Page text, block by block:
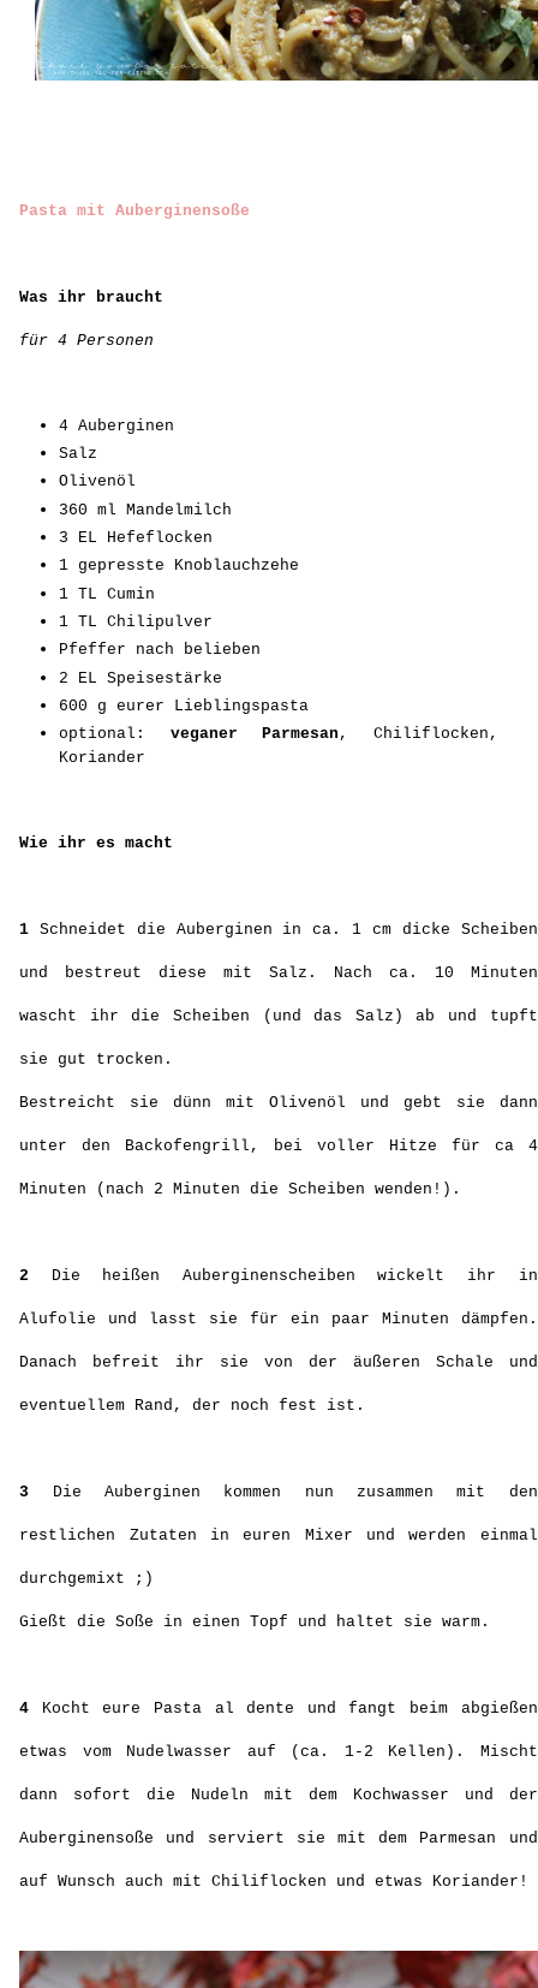
Pasta mit Auberginensoße
Was ihr braucht
für 4 Personen
4 Auberginen
Salz
Olivenöl
360 ml Mandelmilch
3 EL Hefeflocken
1 gepresste Knoblauchzehe
1 TL Cumin
1 TL Chilipulver
Pfeffer nach belieben
2 EL Speisestärke
600 g eurer Lieblingspasta
optional: veganer Parmesan , Chiliflocken,
Koriander
Wie ihr es macht
1 Schneidet die Auberginen in ca. 1 cm dicke Scheiben
und bestreut diese mit Salz. Nach ca. 10 Minuten
wascht ihr die Scheiben (und das Salz) ab und tupft
sie gut trocken.
Bestreicht sie dünn mit Olivenöl und gebt sie dann
unter den Backofengrill, bei voller Hitze für ca 4
Minuten (nach 2 Minuten die Scheiben wenden!).
2 Die heißen Auberginenscheiben wickelt ihr in
Alufolie und lasst sie für ein paar Minuten dämpfen.
Danach befreit ihr sie von der äußeren Schale und
eventuellem Rand, der noch fest ist.
3 Die Auberginen kommen nun zusammen mit den
restlichen Zutaten in euren Mixer und werden einmal
durchgemixt ;)
Gießt die Soße in einen Topf und haltet sie warm.
4 Kocht eure Pasta al dente und fangt beim abgießen
etwas vom Nudelwasser auf (ca. 1-2 Kellen). Mischt
dann sofort die Nudeln mit dem Kochwasser und der
Auberginensoße und serviert sie mit dem Parmesan und
auf Wunsch auch mit Chiliflocken und etwas Koriander!